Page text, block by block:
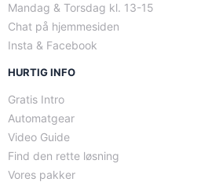
Mandag & Torsdag kl. 13-15
Chat på hjemmesiden
Insta & Facebook
HURTIG INFO
Gratis Intro
Automatgear
Video Guide
Find den rette løsning
Vores pakker